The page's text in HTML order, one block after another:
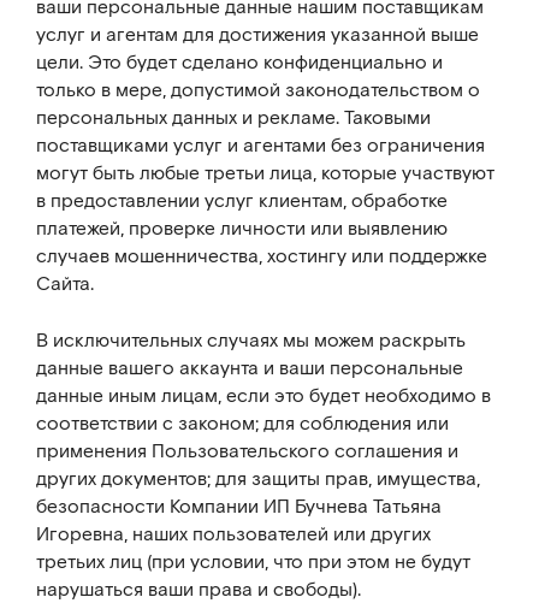
ваши персональные данные нашим поставщикам
услуг и агентам для достижения указанной выше
цели. Это будет сделано конфиденциально и
только в мере, допустимой законодательством о
персональных данных и рекламе. Таковыми
поставщиками услуг и агентами без ограничения
могут быть любые третьи лица, которые участвуют
в предоставлении услуг клиентам, обработке
платежей, проверке личности или выявлению
случаев мошенничества, хостингу или поддержке
Сайта.
В исключительных случаях мы можем раскрыть
данные вашего аккаунта и ваши персональные
данные иным лицам, если это будет необходимо в
соответствии с законом; для соблюдения или
применения Пользовательского соглашения и
других документов; для защиты прав, имущества,
безопасности Компании ИП Бучнева Татьяна
Игоревна, наших пользователей или других
третьих лиц (при условии, что при этом не будут
нарушаться ваши права и свободы).